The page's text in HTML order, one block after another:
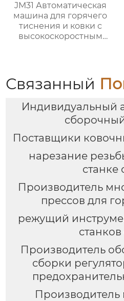
JM31 Автоматическая
машина для горячего
тиснения и ковки с
высокоскоростным
Связанный
Индивидуальный
Поставщики
нарезание
станке
Производитель
прессов для
режущий
станков
Производитель
сборки